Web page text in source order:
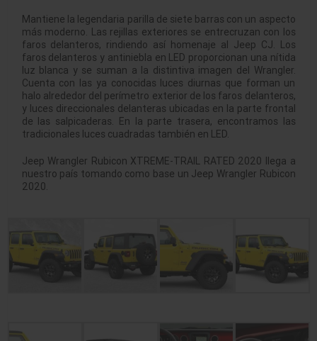
Mantiene la legendaria parilla de siete barras con un aspecto
más moderno. Las rejillas exteriores se entrecruzan con los
faros delanteros, rindiendo así homenaje al Jeep CJ. Los
faros delanteros y antiniebla en LED proporcionan una nítida
luz blanca y se suman a la distintiva imagen del Wrangler.
Cuenta con las ya conocidas luces diurnas que forman un
halo alrededor del perímetro exterior de los faros delanteros,
y luces direccionales delanteras ubicadas en la parte frontal
de las salpicaderas. En la parte trasera, encontramos las
tradicionales luces cuadradas también en LED.
Jeep Wrangler Rubicon XTREME-TRAIL RATED 2020 llega a
nuestro país tomando como base un Jeep Wrangler Rubicon
2020.